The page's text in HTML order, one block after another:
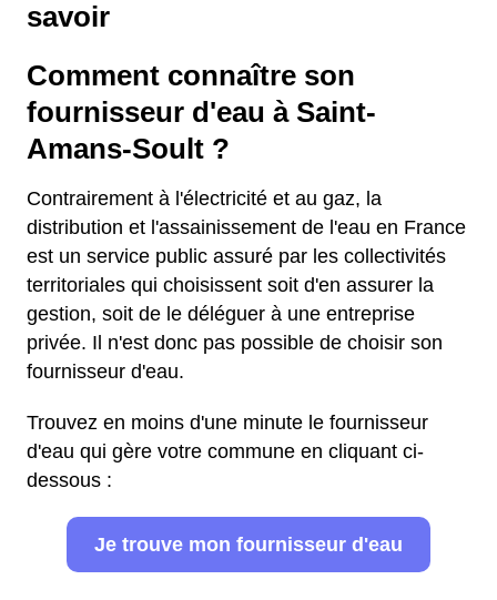
savoir
Comment connaître son
fournisseur d'eau à Saint-
Amans-Soult ?
Contrairement à l'électricité et au gaz, la
distribution et l'assainissement de l'eau en France
est un service public assuré par les collectivités
territoriales qui choisissent soit d'en assurer la
gestion, soit de le déléguer à une entreprise
privée. Il n'est donc pas possible de choisir son
fournisseur d'eau.
Trouvez en moins d'une minute le fournisseur
d'eau qui gère votre commune en cliquant ci-
dessous :
Je trouve mon fournisseur d'eau